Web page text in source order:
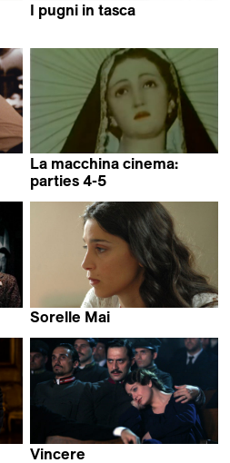
I pugni in tasca
La macchina cinema:
parties 4-5
Sandro Petraglia,
Stefano Rulli &
Marco Bellocchio
Sorelle Mai
Vincere